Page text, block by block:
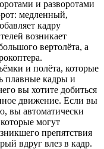
и разворотами
медленный,
кадру
возникает
вертолёта, а
и полёта, которые
плавные кадры и
вы хотите добиться
движение. Если вы
вы автоматически
могут
препятствия
вдруг влез в кадр.